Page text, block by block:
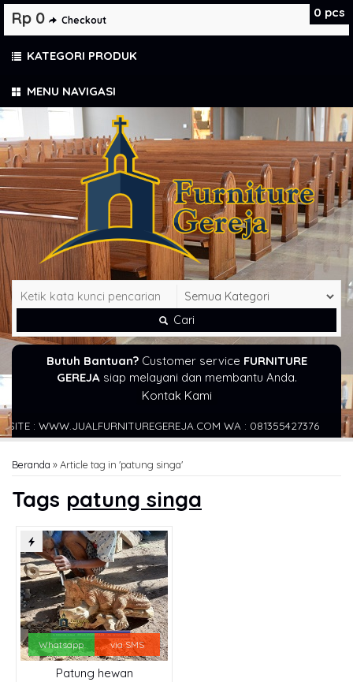
MENU NAVIGASI
Cari
Butuh Bantuan?Customer service FURNITURE
GEREJAsiap melayani dan membantu Anda.
Kontak Kami
: WWW.JUALFURNITUREGEREJA.COM WA : 081355427376
Beranda »Article tag in 'patung singa'
Tags patung singa
Whatsapp via SMS
Patung hewan
0 pcs
Rp 0 Checkout
KATEGORI PRODUK